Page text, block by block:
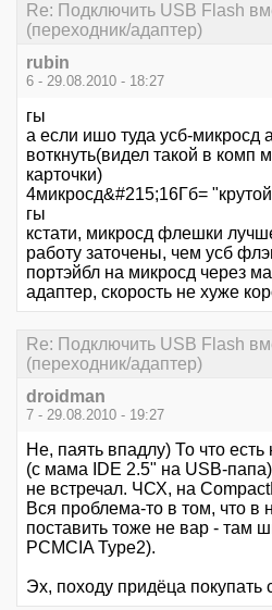
Re: Подключить USB Flash
(переходник/адаптер)
rubin
6 - 29.08.2010 - 18:27
гы
а если ишо туда усб-микросд
воткнуть(видел такой в комп
карточки)
4микросд&#215;16Гб=
гы
кстати, микросд флешки
работу заточены, чем усб
портэйбл на микросд через
адаптер, скорость не хуже
Re: Подключить USB Flash
(переходник/адаптер)
droidman
7 - 29.08.2010 - 19:27
Не, паять впадлу) То что
(с мама IDE 2.5" на USB-
не встречал. ЧСХ, на
Вся проблема-то в том, что в
поставить тоже не вар - там
PCMCIA Type2).
Эх, походу придёца